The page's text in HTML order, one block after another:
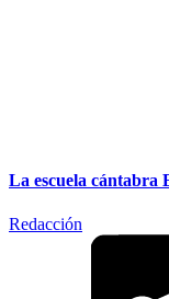
La escuela cántabra
Redacción